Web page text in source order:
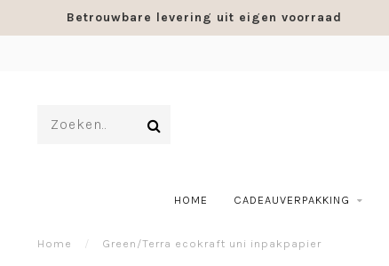
Betrouwbare levering uit eigen voorraad
HOME CADEAUVERPAKKING
Home / Green/Terra ecokraft uni inpakpapier